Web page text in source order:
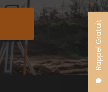
Rappel Gratuit